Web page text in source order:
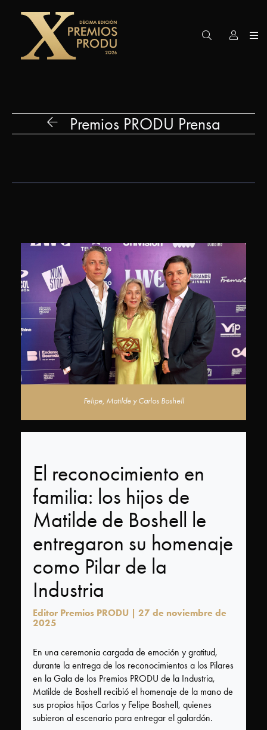
Premios
Edición
Gran
Honoríficos
Categorías
¡Participa
Ya!
Jurado
Ediciones
Premios
PRODU
Tecnología
FAQ
¿Quiénes
Acerca
de
PRODU
Acerca
Premios PRODU Prensa
Felipe, Matilde y Carlos Boshell
El reconocimiento en
familia: los hijos de
Matilde de Boshell le
entregaron su homenaje
como Pilar de la
Industria
Editor Premios PRODU | 27 de noviembre de
2025
En una ceremonia cargada de emoción y gratitud,
durante la entrega de los reconocimientos a los Pilares
en la Gala de los Premios PRODU de la Industria,
Matilde de Boshell recibió el homenaje de la mano de
sus propios hijos Carlos y Felipe Boshell, quienes
subieron al escenario para entregar el galardón.